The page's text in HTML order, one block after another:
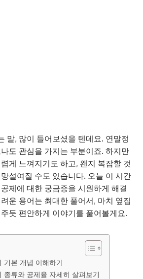
말, 많이 들어보셨을 텐데요. 연말정
도 관심을 가지는 부분이죠. 하지만
게 느껴지기도 하고, 왠지 복잡할 것
설여질 수도 있습니다. 오늘 이 시간
제에 대한 궁금증을 시원하게 해결
운 용어는 최대한 풀어서, 마치 옆집
듯 편안하게 이야기를 풀어볼게요.
기본 개념 이해하기
종류와 공제율 자세히 살펴보기